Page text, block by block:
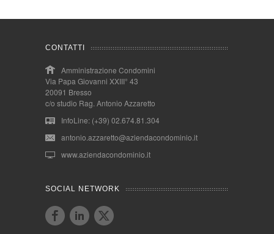
CONTATTI
Amministrazione Condomini
Via Papa Giovanni XXIII° 43
20091 Bresso
c/o studio Rag. Antonio Azzaretto
InfoLine: (+39) 02.674.81.304
antonio.azzaretto@aziendacondominio.it
www.aziendacondominio.it
SOCIAL NETWORK